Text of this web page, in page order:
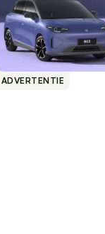
ADVERTENTIE